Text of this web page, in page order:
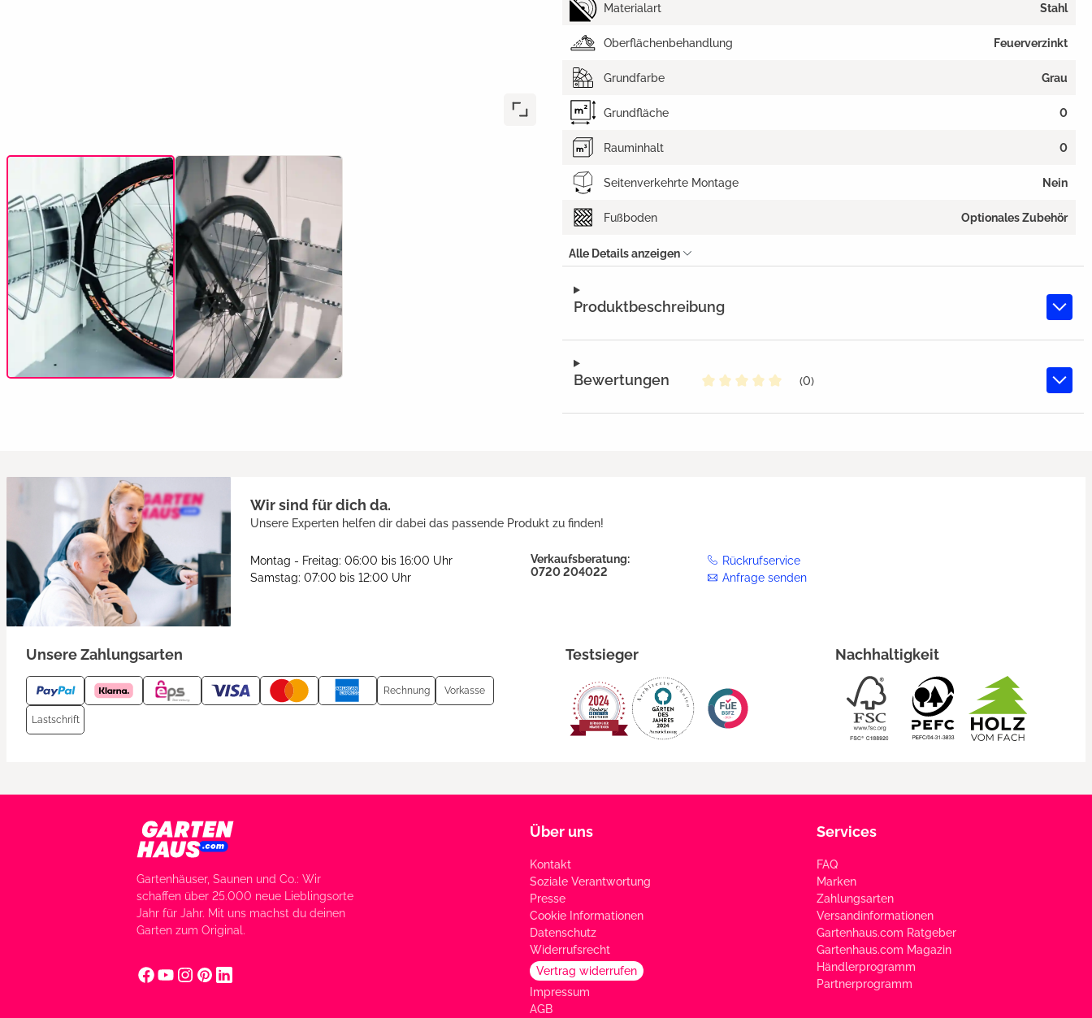
Produktbeschreibung
Bewertungen
(0)
Materialart Stahl
Oberflächenbehandlung Feuerverzinkt
Grundfarbe Grau
Grundfläche 0
Rauminhalt 0
Seitenverkehrte Montage Nein
Fußboden Optionales Zubehör
Alle Details anzeigen
Wir sind für dich da.
Unsere Experten helfen dir dabei das passende Produkt zu finden!
Montag - Freitag: 06:00 bis 16:00 Uhr
Samstag: 07:00 bis 12:00 Uhr
Verkaufsberatung:
0720 204022
Rückrufservice
Anfrage senden
Unsere Zahlungsarten
Rechnung Vorkasse
Lastschrift
Testsieger Nachhaltigkeit
Gartenhäuser, Saunen und Co.: Wir
schaffen über 25.000 neue Lieblingsorte
Jahr für Jahr. Mit uns machst du deinen
Garten zum Original.
Über uns
Kontakt
Soziale Verantwortung
Presse
Cookie Informationen
Datenschutz
Widerrufsrecht
Vertrag widerrufen
Impressum
AGB
Services
FAQ
Marken
Zahlungsarten
Versandinformationen
Gartenhaus.com Ratgeber
Gartenhaus.com Magazin
Händlerprogramm
Partnerprogramm